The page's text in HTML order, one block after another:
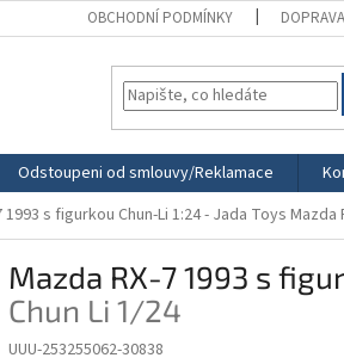
OBCHODNÍ PODMÍNKY
Odstoupeni od smlouvy/Reklamace
1993 s figurkou Chun-Li 1:24 - Jada Toys Mazda
Mazda RX-7 1993 s
Chun Li 1/24
UUU-253255062-30838